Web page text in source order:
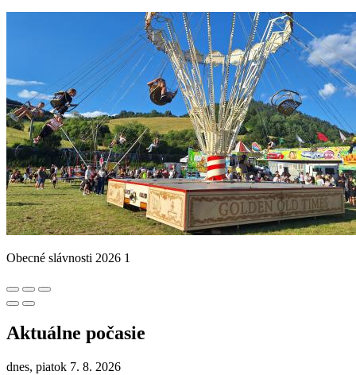
Obecné slávnosti 2026 1
Aktuálne počasie
dnes, piatok 7. 8. 2026